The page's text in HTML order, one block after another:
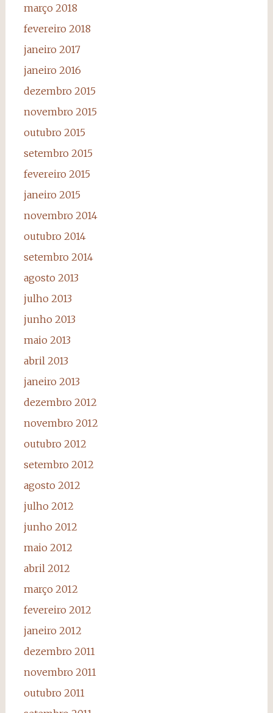
março 2018
fevereiro 2018
janeiro 2017
janeiro 2016
dezembro 2015
novembro 2015
outubro 2015
setembro 2015
fevereiro 2015
janeiro 2015
novembro 2014
outubro 2014
setembro 2014
agosto 2013
julho 2013
junho 2013
maio 2013
abril 2013
janeiro 2013
dezembro 2012
novembro 2012
outubro 2012
setembro 2012
agosto 2012
julho 2012
junho 2012
maio 2012
abril 2012
março 2012
fevereiro 2012
janeiro 2012
dezembro 2011
novembro 2011
outubro 2011